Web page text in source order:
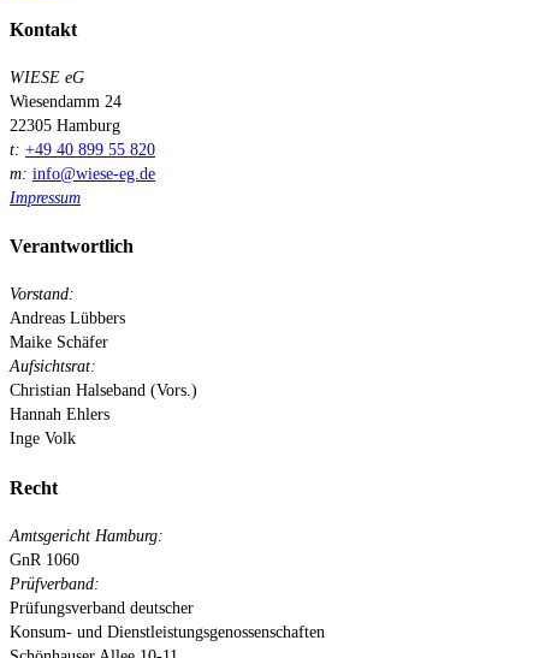
Kontakt
WIESE eG
Wiesendamm 24
22305 Hamburg
t: +49 40 899 55 820
m: info@wiese-eg.de
Impressum
Verantwortlich
Vorstand:
Andreas Lübbers
Maike Schäfer
Aufsichtsrat:
Christian Halseband (Vors.)
Hannah Ehlers
Inge Volk
Recht
Amtsgericht Hamburg:
GnR 1060
Prüfverband:
Prüfungsverband deutscher
Konsum- und Dienstleistungsgenossenschaften